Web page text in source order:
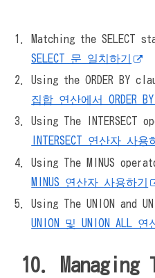
Matching the SELECT
SELECT 문 일치하기
Using the ORDER BY
집합 연산에서 ORDER
Using The INTERSECT
INTERSECT 연산자 사용
Using The MINUS
MINUS 연산자 사용하기
Using The UNION and
UNION 및 UNION ALL 연
10. Managing